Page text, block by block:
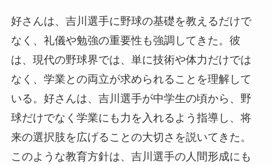
好さんは、吉川選手に野球の基礎を教えるだけで
なく、礼儀や勉強の重要性も強調してきた。彼
は、現代の野球界では、単に技術や体力だけでは
なく、学業との両立が求められることを理解して
いる。好さんは、吉川選手が中学生の頃から、野
球だけでなく学業にも力を入れるよう指導し、将
来の選択肢を広げることの大切さを説いてきた。
このような教育方針は、吉川選手の人間形成にも